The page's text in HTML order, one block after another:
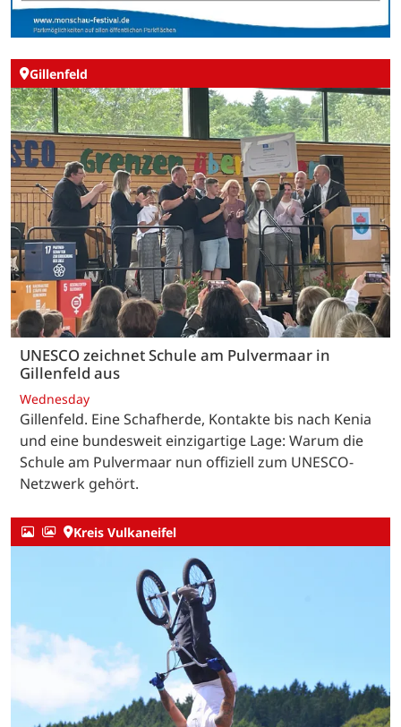
Gillenfeld
UNESCO zeichnet Schule am Pulvermaar in
Gillenfeld aus
Wednesday
Gillenfeld. Eine Schafherde, Kontakte bis nach Kenia
und eine bundesweit einzigartige Lage: Warum die
Schule am Pulvermaar nun offiziell zum UNESCO-
Netzwerk gehört.
Kreis Vulkaneifel